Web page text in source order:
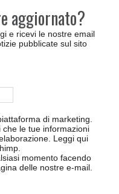
aggiornato?
e ricevi le nostre email
pubblicate sul sito
di marketing.
le tue informazioni
Leggi qui
momento facendo
delle nostre e-mail.